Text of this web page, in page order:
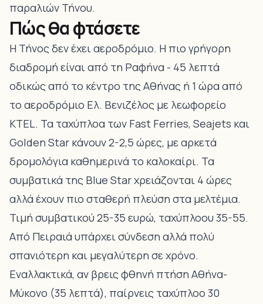
παραλιών Τήνου.
Πώς θα φτάσετε
Η Τήνος δεν έχει αεροδρόμιο. Η πιο γρήγορη
διαδρομή είναι από τη Ραφήνα - 45 λεπτά
οδικώς από το κέντρο της Αθήνας ή 1 ώρα από
το αεροδρόμιο Ελ. Βενιζέλος με λεωφορείο
KTEL. Τα ταχύπλοα των Fast Ferries, Seajets και
Golden Star κάνουν 2-2,5 ώρες, με αρκετά
δρομολόγια καθημερινά το καλοκαίρι. Τα
συμβατικά της Blue Star χρειάζονται 4 ώρες
αλλά έχουν πιο σταθερή πλεύση στα μελτέμια.
Τιμή συμβατικού 25-35 ευρώ, ταχύπλοου 35-55.
Από Πειραιά υπάρχει σύνδεση αλλά πολύ
σπανιότερη και μεγαλύτερη σε χρόνο.
Εναλλακτικά, αν βρεις φθηνή πτήση Αθήνα-
Μύκονο (35 λεπτά), παίρνεις ταχύπλοο 30